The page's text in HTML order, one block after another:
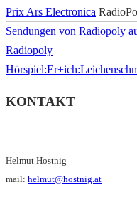
Prix Ars Electronica
Sendungen von Radiopoly
Radiopoly
KONTAKT
Helmut Hostnig
mail: helmut@hostnig.at